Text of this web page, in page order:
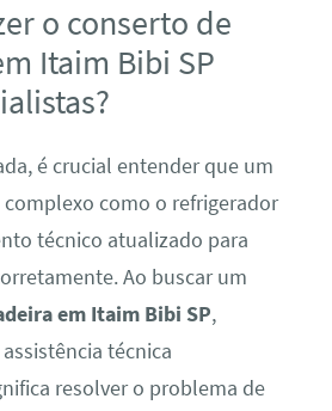
o conserto de
Itaim Bibi SP
é crucial entender que um
como o refrigerador
técnico atualizado para
Ao buscar um
em Itaim Bibi SP,
técnica
resolver o problema de